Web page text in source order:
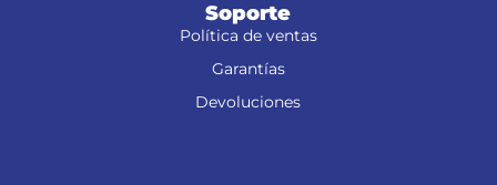
Soporte
Política de ventas
Garantías
Devoluciones